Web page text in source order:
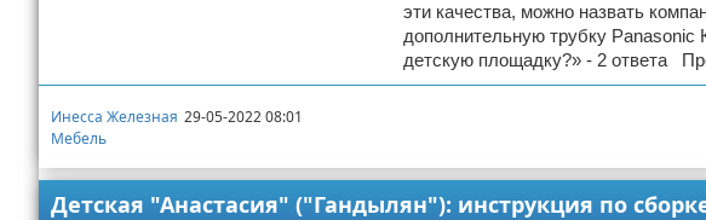
эти качества, можно назвать
дополнительную трубку Panasonic
детскую площадку?» - 2 ответа
Инесса Железная 29-05-2022 08:01
Мебель
Детская "Анастасия" ("Гандылян"): инструкция по